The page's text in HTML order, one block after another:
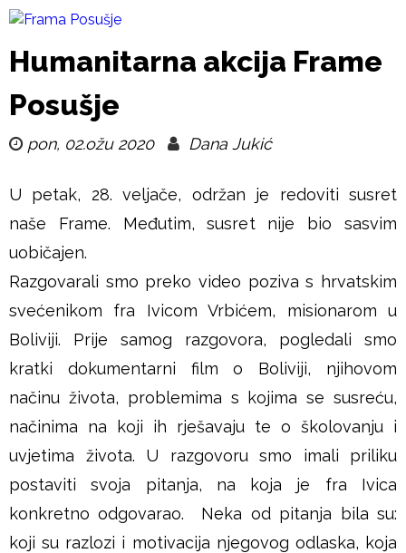
Skoči
glavni
sadržaj
F
r
a
m
a
P
o
s
u
š
e
Humanitarna akcija Frame
Posušje
pon, 02.ožu 2020 Dana Jukić
U petak, 28. veljače, održan je redoviti susret
naše Frame. Međutim, susret nije bio sasvim
uobičajen.
Razgovarali smo preko video poziva s hrvatskim
svećenikom fra Ivicom Vrbićem, misionarom u
Boliviji. Prije samog razgovora, pogledali smo
kratki dokumentarni film o Boliviji, njihovom
načinu života, problemima s kojima se susreću,
načinima na koji ih rješavaju te o školovanju i
uvjetima života. U razgovoru smo imali priliku
postaviti svoja pitanja, na koja je fra Ivica
konkretno odgovarao. Neka od pitanja bila su:
koji su razlozi i motivacija njegovog odlaska, koja